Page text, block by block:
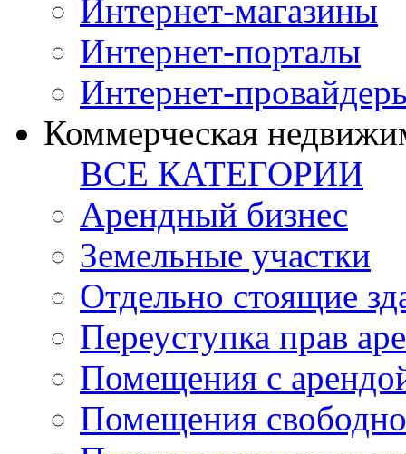
Интернет-магазины
Интернет-порталы
Интернет-
Коммерческая
ВСЕ КАТЕГОРИИ
Арендный бизнес
Земельные участки
Отдельно стоящие
Переуступка прав
Помещения с
Помещения